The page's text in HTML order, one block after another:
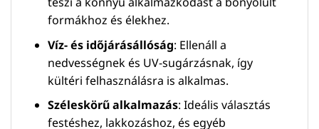
formákhoz és élekhez.
Víz- és időjárásállóság: Ellenáll a
nedvességnek és UV-sugárzásnak, így
kültéri felhasználásra is alkalmas.
Széleskörű alkalmazás: Ideális választás
festéshez, lakkozáshoz, és egyéb